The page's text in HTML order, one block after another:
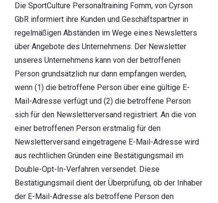
Die SportCulture Personaltraining Fomm, von Cyrson
GbR informiert ihre Kunden und Geschäftspartner in
regelmäßigen Abständen im Wege eines Newsletters
über Angebote des Unternehmens. Der Newsletter
unseres Unternehmens kann von der betroffenen
Person grundsätzlich nur dann empfangen werden,
wenn (1) die betroffene Person über eine gültige E-
Mail-Adresse verfügt und (2) die betroffene Person
sich für den Newsletterversand registriert. An die von
einer betroffenen Person erstmalig für den
Newsletterversand eingetragene E-Mail-Adresse wird
aus rechtlichen Gründen eine Bestätigungsmail im
Double-Opt-In-Verfahren versendet. Diese
Bestätigungsmail dient der Überprüfung, ob der Inhaber
der E-Mail-Adresse als betroffene Person den